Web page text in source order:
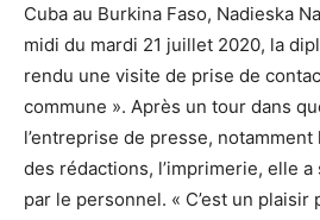
Cuba au Burkina Faso, Nadieska
midi du mardi 21 juillet 2020, la
rendu une visite de prise de
commune ». Après un tour dans
l’entreprise de presse,
des rédactions, l’imprimerie, elle
par le personnel. « C’est un plaisir